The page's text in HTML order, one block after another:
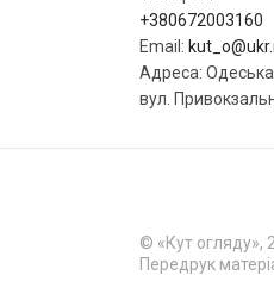
+380672003160
Email:
Адреса:
вул.
© «Кут огляду»,
Передрук